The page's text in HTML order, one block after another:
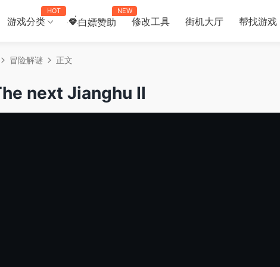
游戏分类
HOT
白嫖赞助
NEW
修改工具 街机大厅 帮找游戏
冒险解谜 正文
next Jianghu Ⅱ